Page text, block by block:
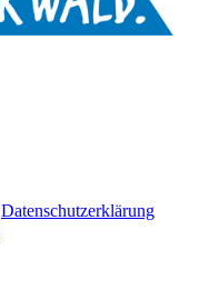
Datenschutzerklärung